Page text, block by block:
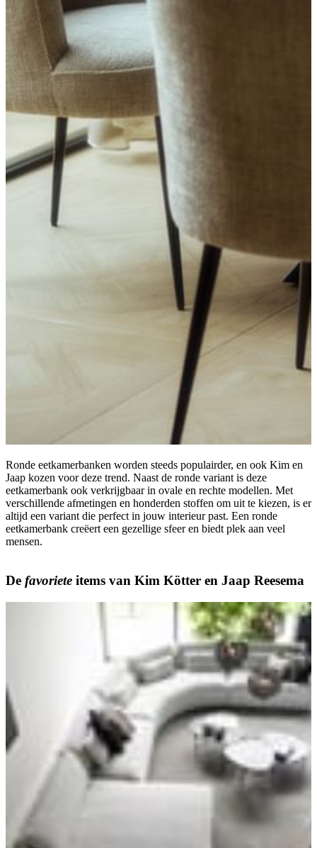
Ronde eetkamerbanken worden steeds populairder, en ook Kim en
Jaap kozen voor deze trend. Naast de ronde variant is deze
eetkamerbank ook verkrijgbaar in ovale en rechte modellen. Met
verschillende afmetingen en honderden stoffen om uit te kiezen, is er
altijd een variant die perfect in jouw interieur past. Een ronde
eetkamerbank creëert een gezellige sfeer en biedt plek aan veel
mensen.
De favoriete items van Kim Kötter en Jaap Reesema